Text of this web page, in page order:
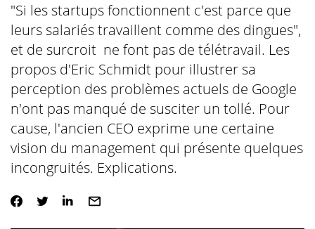
"Si les startups fonctionnent c'est parce que
leurs salariés travaillent comme des dingues",
et de surcroit ne font pas de télétravail. Les
propos d'Eric Schmidt pour illustrer sa
perception des problèmes actuels de Google
n'ont pas manqué de susciter un tollé. Pour
cause, l'ancien CEO exprime une certaine
vision du management qui présente quelques
incongruités. Explications.